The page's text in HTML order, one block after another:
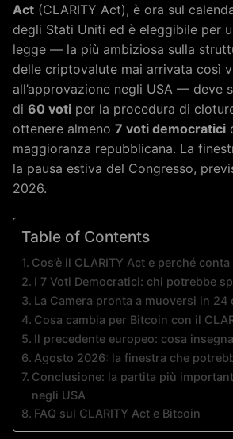
Act (CLARITY Act), è ora sul
degli Stati Uniti ed è eleggibile per
legge — la più ambiziosa sulla
delle criptovalute mai arrivata così
all’approvazione negli USA — deve
di 60 voti per la procedura di
ottenere almeno 7 voti democratici
maggioranza repubblicana. La
la pausa estiva del Congresso,
2026.
Table of Contents
Cos’è il CLARITY Act e perché
I 7 Voti Democratici: chi potrebbe
La Camera pronta a muoversi in 24
Cosa cambia per Bitcoin con il
Il precedente europeo: cosa
Agosto 2026: la finestra che
Conclusione: la partita più
negli USA
FAQ sul CLARITY Act e Bitcoin